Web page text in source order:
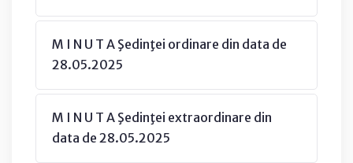
M I N U T A Şedinţei ordinare din data de
28.05.2025
M I N U T A Şedinţei extraordinare din
data de 28.05.2025